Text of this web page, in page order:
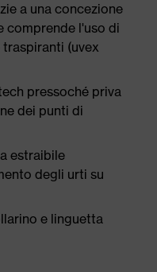
a una concezione
comprende l'uso di
(uvex
pressoché priva
dei punti di
estraibile
degli urti su
e linguetta